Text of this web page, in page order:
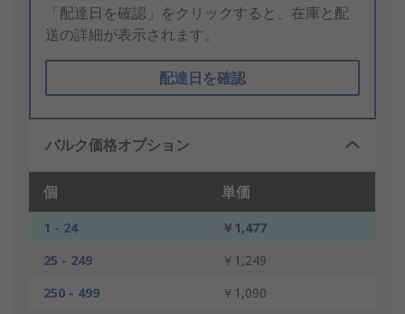
「配達日を確認」をクリックすると、在庫と配
送の詳細が表示されます。
配達日を確認
バルク価格オプション
個 単価
1 - 24
￥1,477
25 - 249
￥1,249
250 - 499
￥1,090